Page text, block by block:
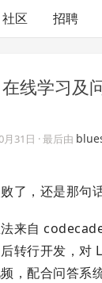
社区 招聘
线学习及
月31日 · 最后由
了，还是那句
来自
转行开发，对
，配合问答系